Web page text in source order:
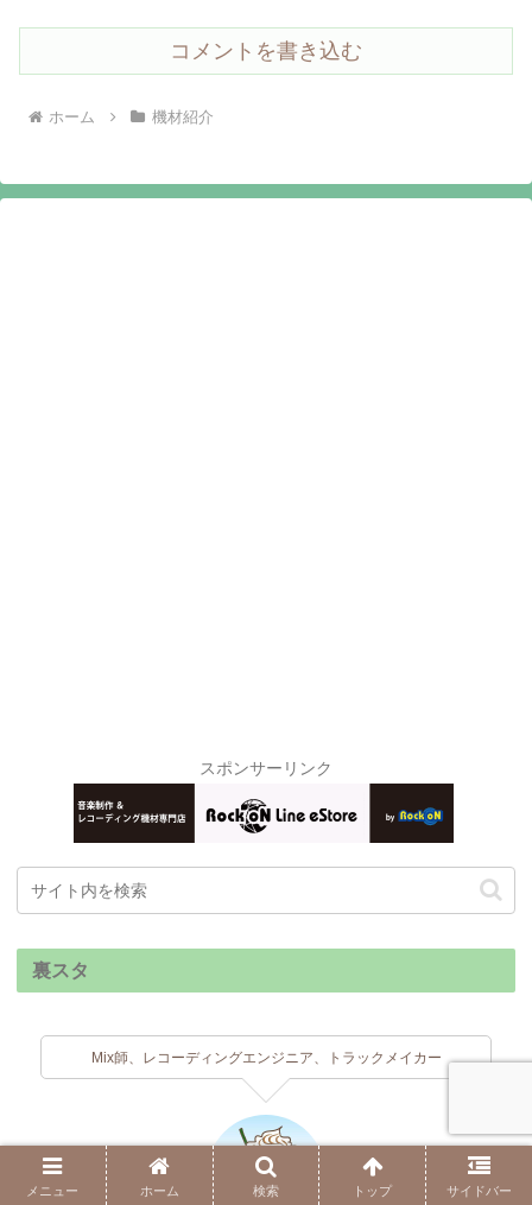
コメントを書き込む
ホーム 機材紹介
スポンサーリンク
裏スタ
Mix師、レコーディングエンジニア、トラックメイカー
メニュー ホーム 検索 トップ サイドバー